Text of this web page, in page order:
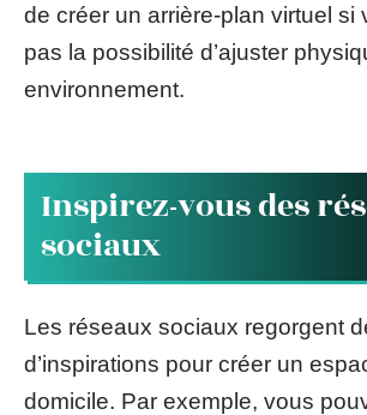
de créer un arrière-plan virtuel si
pas la possibilité d’ajuster
environnement.
Inspirez-vous des
sociaux
Les réseaux sociaux regorgent
d’inspirations pour créer un
domicile. Par exemple, vous